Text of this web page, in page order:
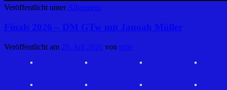
Veröffentlicht unter Allgemein
Finals 2026 – DM GTw mit Janoah Müller
Veröffentlicht am 29. Juli 2026 von tulie